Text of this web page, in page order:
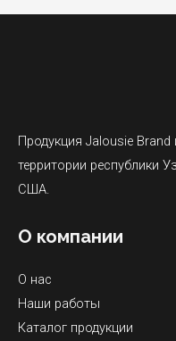
Продукция Jalousie
территории республики
США.
О компании
О нас
Наши работы
Каталог продукции